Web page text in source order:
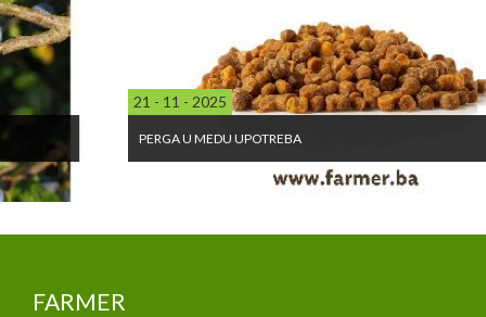
21 - 11 - 2025
PERGA U MEDU UPOTREBA
FARMER